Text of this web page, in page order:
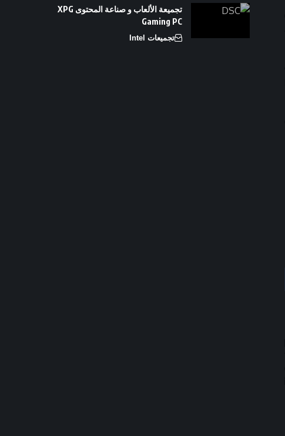
تجميعة الألعاب و صناعة المحتوى XPG
Gaming PC
تجميعات Intel